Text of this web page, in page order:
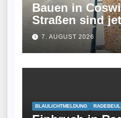
Bauen in
Straßen sind
7. AUGUST 2026
BLAULICHTMELDUNG RADEBEUL